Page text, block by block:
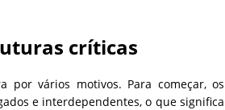
críticas
por vários motivos. Para começar, os
e interdependentes, o que significa